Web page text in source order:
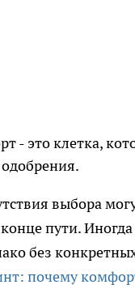
- это клетка,
выбора
пути.
без
почему